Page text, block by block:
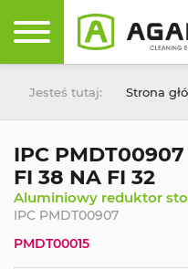
Jesteś tutaj: Strona
IPC
FI 38 NA FI 32
Aluminiowy reduktor
IPC PMDT00907
PMDT00015